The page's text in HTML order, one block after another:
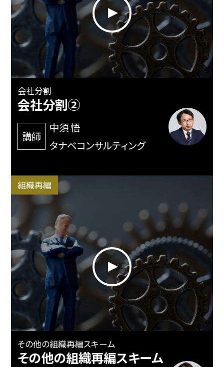
会社分割
会社分割②
講師
中須 悟
タナベコンサルティング
組織再編
その他の組織再編スキーム
その他の組織再編スキーム